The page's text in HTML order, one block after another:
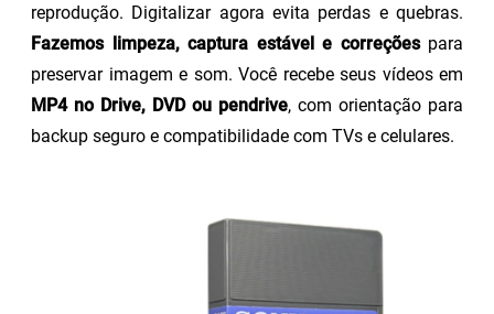
reprodução. Digitalizar agora evita perdas e quebras.
Fazemos limpeza, captura estável e correçõespara
preservar imagem e som. Você recebe seus vídeos em
MP4 no Drive, DVD ou pendrive, com orientação para
backup seguro e compatibilidade com TVs e celulares.